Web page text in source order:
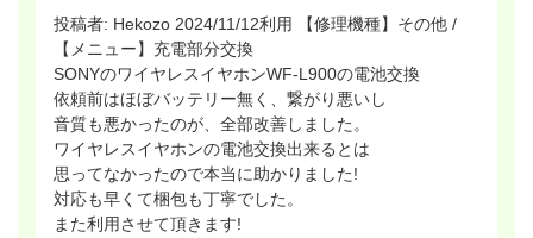
投稿者: Hekozo 2024/11/12利用 【修理機種】その他 /
【メニュー】充電部分交換
SONYのワイヤレスイヤホンWF-L900の電池交換
依頼前はほぼバッテリー無く、繋がり悪いし
音質も悪かったのが、全部改善しました。
ワイヤレスイヤホンの電池交換出来るとは
思ってなかったので本当に助かりました!
対応も早くて梱包も丁寧でした。
また利用させて頂きます!